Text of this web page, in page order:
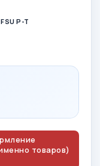
P-T
товаров)